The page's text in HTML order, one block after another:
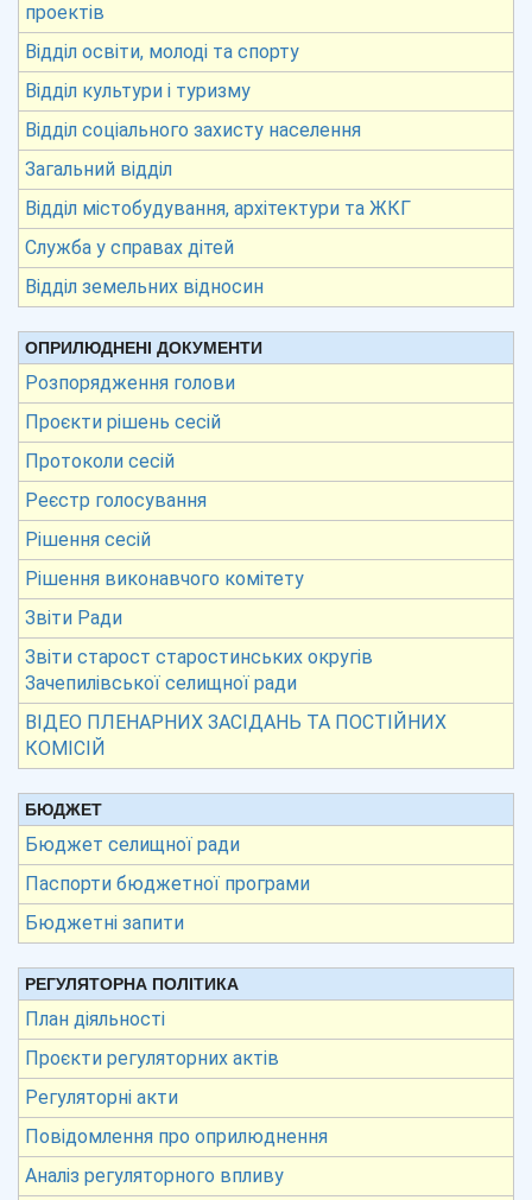
проектів
Відділ освіти, молоді та спорту
Відділ культури і туризму
Відділ соціального захисту населення
Загальний відділ
Відділ містобудування, архітектури та ЖКГ
Служба у справах дітей
Відділ земельних відносин
ОПРИЛЮДНЕНІ ДОКУМЕНТИ
Розпорядження голови
Проєкти рішень сесій
Протоколи сесій
Реєстр голосування
Рішення сесій
Рішення виконавчого комітету
Звіти Ради
Звіти старост старостинських округів
Зачепилівської селищної ради
ВІДЕО ПЛЕНАРНИХ ЗАСІДАНЬ ТА ПОСТІЙНИХ
КОМІСІЙ
БЮДЖЕТ
Бюджет селищної ради
Паспорти бюджетної програми
Бюджетні запити
РЕГУЛЯТОРНА ПОЛІТИКА
План діяльності
Проєкти регуляторних актів
Регуляторні акти
Повідомлення про оприлюднення
Аналіз регуляторного впливу